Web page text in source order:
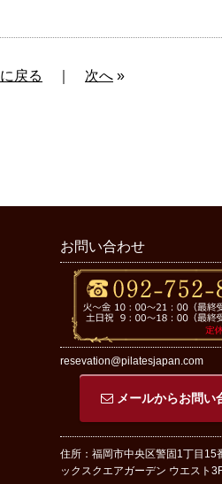
戻る 次へ »
お問い合わせ
resevation@pilatesjapan.com
メールからお問い
住所：福岡市中央区警固1丁目15
ックスクエアガーデン ウエスト